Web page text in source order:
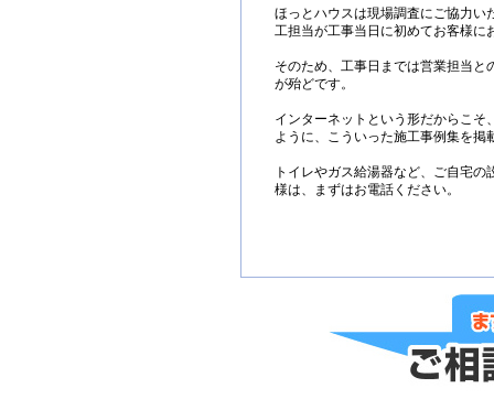
ほっとハウスは現場調査にご協力い
工担当が工事当日に初めてお客様に
そのため、工事日までは営業担当と
が殆どです。
インターネットという形だからこそ
ように、こういった施工事例集を掲
トイレやガス給湯器など、ご自宅
様は、まずはお電話ください。